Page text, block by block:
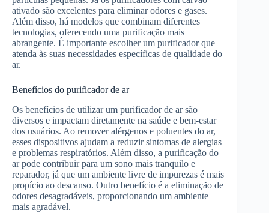
ativado são excelentes para eliminar odores e gases.
Além disso, há modelos que combinam diferentes
tecnologias, oferecendo uma purificação mais
abrangente. É importante escolher um purificador que
atenda às suas necessidades específicas de qualidade do
ar.
Benefícios do purificador de ar
Os benefícios de utilizar um purificador de ar são
diversos e impactam diretamente na saúde e bem-estar
dos usuários. Ao remover alérgenos e poluentes do ar,
esses dispositivos ajudam a reduzir sintomas de alergias
e problemas respiratórios. Além disso, a purificação do
ar pode contribuir para um sono mais tranquilo e
reparador, já que um ambiente livre de impurezas é mais
propício ao descanso. Outro benefício é a eliminação de
odores desagradáveis, proporcionando um ambiente
mais agradável.